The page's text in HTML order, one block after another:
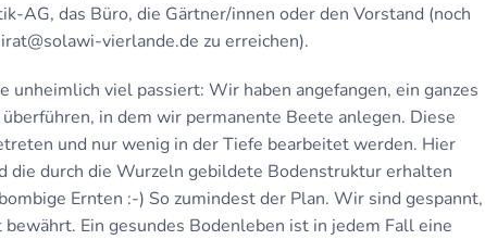
AG, das Büro, die Gärtner/innen oder den Vorstand (noch
vierlande.de zu erreichen).
unheimlich viel passiert: Wir haben angefangen, ein ganzes
in dem wir permanente Beete anlegen. Diese
und nur wenig in der Tiefe bearbeitet werden. Hier
die durch die Wurzeln gebildete Bodenstruktur erhalten
Ernten :-) So zumindest der Plan. Wir sind gespannt,
Ein gesundes Bodenleben ist in jedem Fall eine